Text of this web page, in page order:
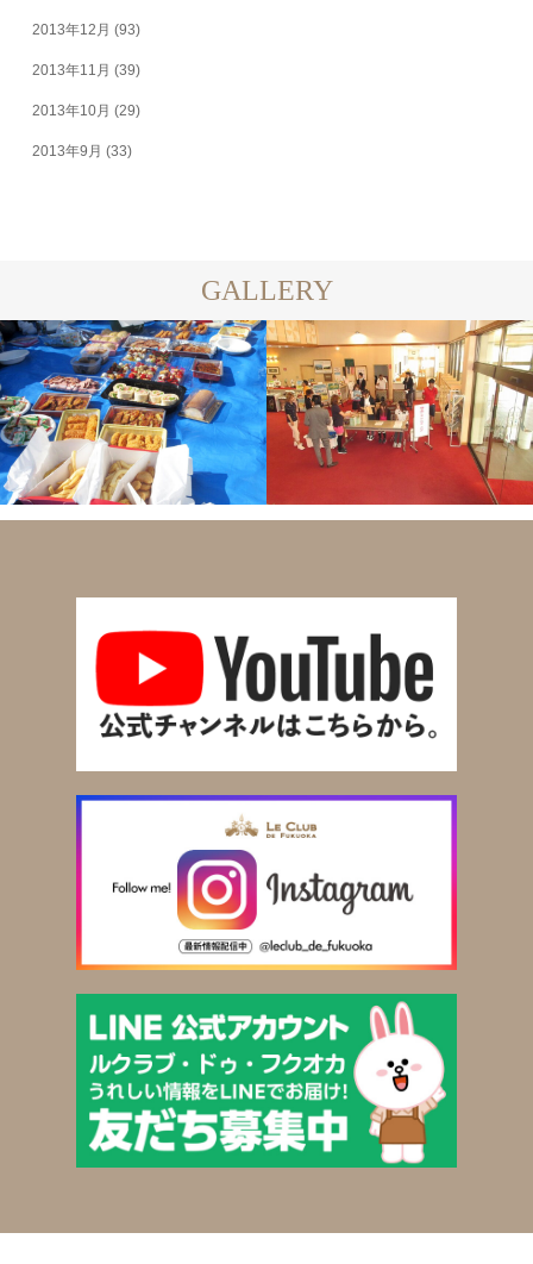
2013年12月 (93)
2013年11月 (39)
2013年10月 (29)
2013年9月 (33)
GALLERY